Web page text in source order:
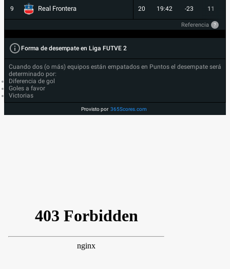
9 Real Frontera 20 19:42 -23 11
Referencia ?
Forma de desempate en Liga FUTVE 2
Cuando dos (o más) equipos están empatados en Puntos el desempate será
determinado por:
Diferencia de gol
Goles a favor
Victorias
Provisto por 365Scores.com